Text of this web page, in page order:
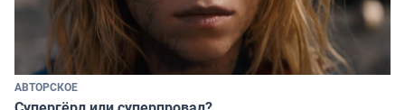
АВТОРСКОЕ